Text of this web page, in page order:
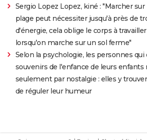
Sergio Lopez Lopez, kiné : "Marcher sur
plage peut nécessiter jusqu'à près de
d'énergie, cela oblige le corps à
lorsqu'on marche sur un sol ferme"
Selon la psychologie, les personnes
souvenirs de l'enfance de leurs enfants
seulement par nostalgie : elles y
de réguler leur humeur